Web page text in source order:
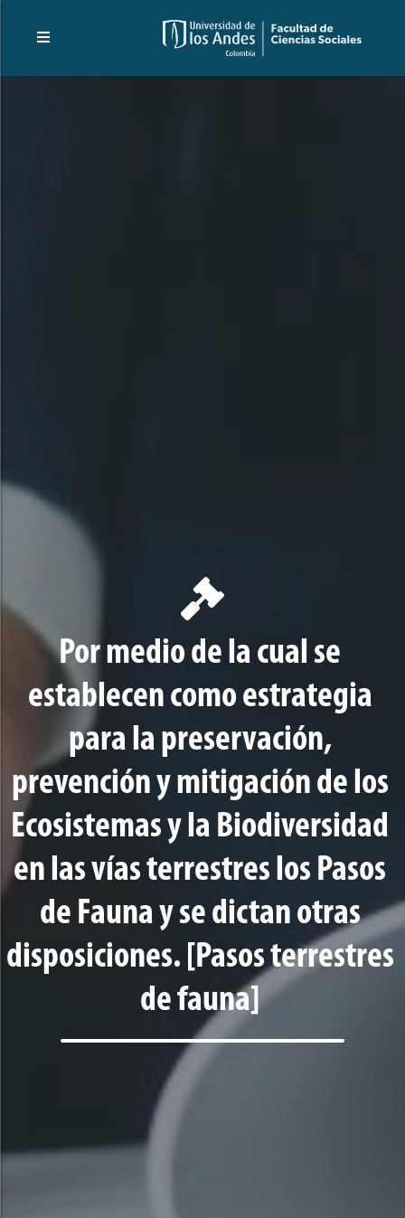
Por medio de la cual se
establecen como estrategia
para la preservación,
prevención y mitigación de los
Ecosistemas y la Biodiversidad
en las vías terrestres los Pasos
de Fauna y se dictan otras
disposiciones. [Pasos terrestres
de fauna]